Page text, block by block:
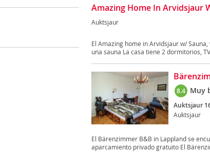
Amazing Home In Arvidsjaur
Auktsjaur
El Amazing home in Arvidsjaur w/
una sauna La casa tiene 2 dormitorios,
8.4 Muy
Auktsjaur
Auktsjaur
El Bärenzimmer B&B in Lappland se
aparcamiento privado gratuito El